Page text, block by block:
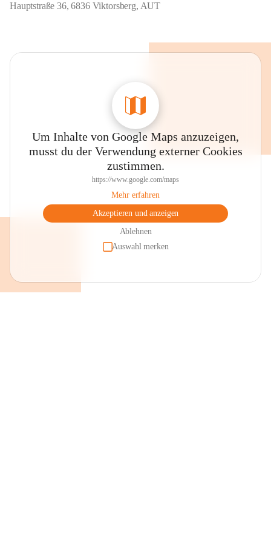
Hauptstraße 36, 6836 Viktorsberg, AUT
Um Inhalte von Google Maps anzuzeigen,
musst du der Verwendung externer Cookies
zustimmen.
https://www.google.com/maps
Mehr erfahren
Akzeptieren und anzeigen
Ablehnen
Auswahl merken